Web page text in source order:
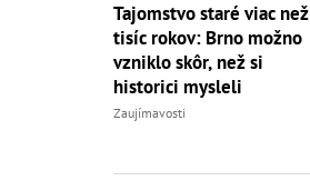
Tajomstvo staré viac než
tisíc rokov: Brno možno
vzniklo skôr, než si
historici mysleli
Zaujímavosti